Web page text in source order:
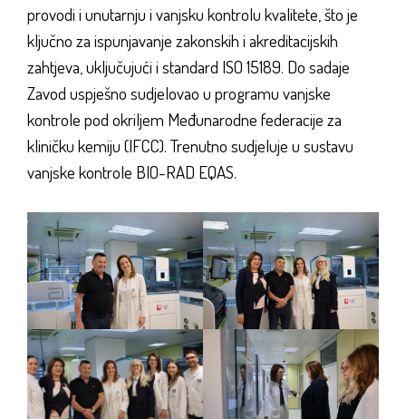
provodi i unutarnju i vanjsku kontrolu kvalitete, što je
ključno za ispunjavanje zakonskih i akreditacijskih
zahtjeva, uključujući i standard ISO 15189. Do sadaje
Zavod uspješno sudjelovao u programu vanjske
kontrole pod okriljem Međunarodne federacije za
kliničku kemiju (IFCC). Trenutno sudjeluje u sustavu
vanjske kontrole BIO-RAD EQAS.